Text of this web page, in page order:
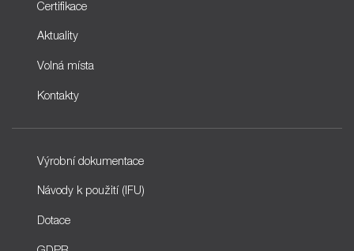
Certifikace
Aktuality
Volná místa
Kontakty
Výrobní dokumentace
Návody k použití (IFU)
Dotace